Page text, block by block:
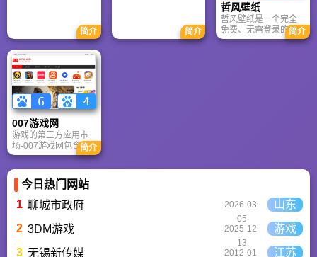
快速迭代上占优。两
者定位不同，各有千
秋。
简介
看懂大语言模型如何
重塑未来。
简介
哲风壁纸
哲风壁纸是一个完全
免费、无需登录的高
清壁纸下载网站。提
简介
007游戏网
游戏的第三方应用市
场-007游戏网包含安
卓（Android）和苹果
用、游戏以及电脑软
件的下载服务，还有
精心推荐的应用排行
榜,搭配极佳的下载体
得信赖的应用商店。
简介
今日热门网站
1 聊城市政府
2026-03-
05
山东
2 3DM游戏
2025-12-
13
游戏
3 无锡新传媒
2012-01-
江苏